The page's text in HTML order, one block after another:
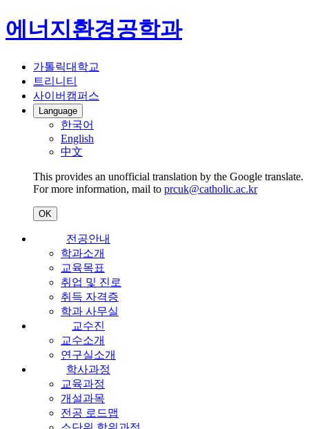
에너지환경공학과
가톨릭대학교
트리니티
사이버캠퍼스
Language
한국어
English
中文
This provides an unofficial translation by the Google translate.
For more information, mail to prcuk@catholic.ac.kr
OK
전공안내
학과소개
교육목표
취업 및 진로
취득 자격증
학과 사무실
교수진
교수소개
연구실소개
학사과정
교육과정
개설과목
전공 로드맵